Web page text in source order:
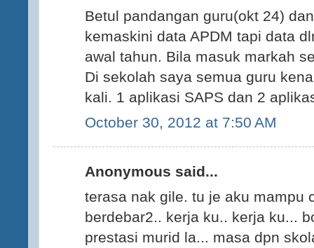
Betul pandangan guru(okt 24)
kemaskini data APDM tapi data
awal tahun. Bila masuk markah
Di sekolah saya semua guru
kali. 1 aplikasi SAPS dan 2
October 30, 2012 at 7:50 AM
Anonymous said...
terasa nak gile. tu je aku mampu
berdebar2.. kerja ku.. kerja ku...
prestasi murid la... masa dpn